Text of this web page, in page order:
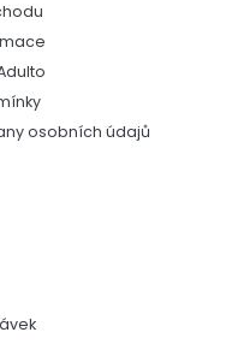
osobních údajů